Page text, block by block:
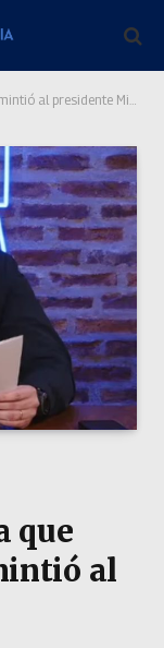
al presidente Milei
que
al